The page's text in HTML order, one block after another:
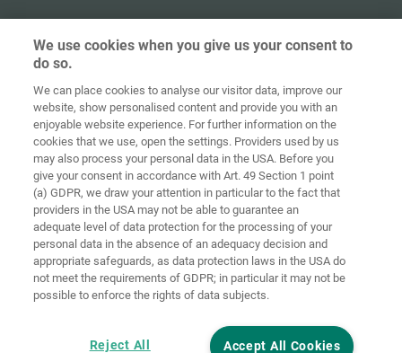
Начална
страница Контакт Импресум
Защита на
данните
ОТУ
Политика за
бисквитки Вписване
Accessibility
Statement
Настройки на бисквитките
We use cookies when you give us your consent to
do so.
We can place cookies to analyse our visitor data, improve our
website, show personalised content and provide you with an
enjoyable website experience. For further information on the
cookies that we use, open the settings. Providers used by us
may also process your personal data in the USA. Before you
give your consent in accordance with Art. 49 Section 1 point
(a) GDPR, we draw your attention in particular to the fact that
providers in the USA may not be able to guarantee an
adequate level of data protection for the processing of your
personal data in the absence of an adequacy decision and
appropriate safeguards, as data protection laws in the USA do
not meet the requirements of GDPR; in particular it may not be
possible to enforce the rights of data subjects.
Accept All Cookies
Reject All